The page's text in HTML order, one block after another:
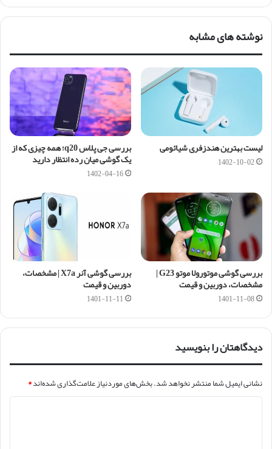
نوشته های مشابه
لیست بهترین هندزفری شیائومی
1402-10-02
بررسی جی پلاس q20؛ همه چیزی که از
یک گوشی میان رده انتظار دارید
1402-04-16
بررسی گوشی موتورولا موتو G23 |
مشخصات، دوربین و قیمت
1401-11-08
بررسی گوشی آنر X7a | مشخصات،
دوربین و قیمت
1401-11-11
دیدگاهتان را بنویسید
نشانی ایمیل شما منتشر نخواهد شد.بخش‌های موردنیاز علامت‌گذاری شده‌اند*